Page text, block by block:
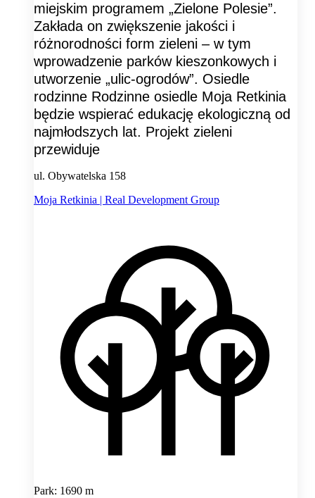
miejskim programem „Zielone Polesie”.
Zakłada on zwiększenie jakości i
różnorodności form zieleni – w tym
wprowadzenie parków kieszonkowych i
utworzenie „ulic-ogrodów”. Osiedle
rodzinne Rodzinne osiedle Moja Retkinia
będzie wspierać edukację ekologiczną od
najmłodszych lat. Projekt zieleni
przewiduje
ul. Obywatelska 158
Moja Retkinia | Real Development Group
Park: 1690 m